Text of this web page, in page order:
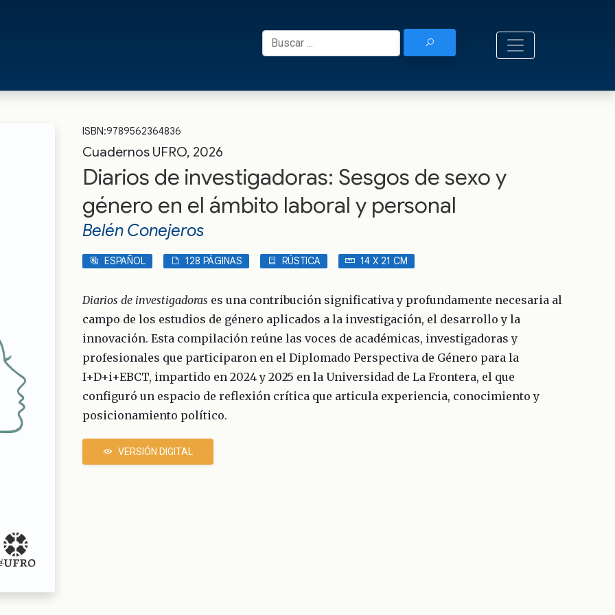
Buscar:
ISBN:9789562364836
Cuadernos UFRO, 2026
Diarios de investigadoras: Sesgos de sexo y
género en el ámbito laboral y personal
Belén Conejeros
ESPAÑOL 128 PÁGINAS RÚSTICA 14 X 21 CM
Diarios de investigadoras es una contribución significativa y profundamente necesaria al
campo de los estudios de género aplicados a la investigación, el desarrollo y la
innovación. Esta compilación reúne las voces de académicas, investigadoras y
profesionales que participaron en el Diplomado Perspectiva de Género para la
I+D+i+EBCT, impartido en 2024 y 2025 en la Universidad de La Frontera, el que
configuró un espacio de reflexión crítica que articula experiencia, conocimiento y
posicionamiento político.
VERSIÓN DIGITAL